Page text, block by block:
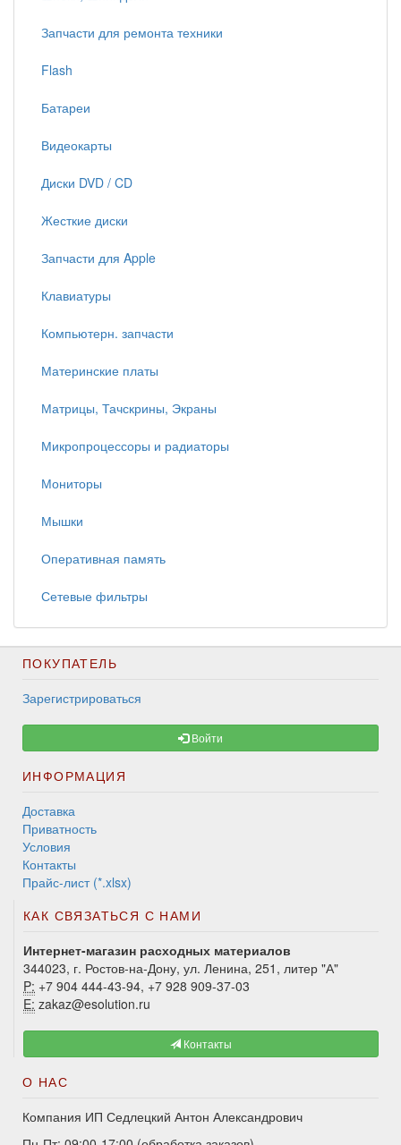
Запчасти для ремонта техники
Flash
Батареи
Видеокарты
Диски DVD / CD
Жесткие диски
Запчасти для Apple
Клавиатуры
Компьютерн. запчасти
Материнские платы
Матрицы, Тачскрины, Экраны
Микропроцессоры и радиаторы
Мониторы
Мышки
Оперативная память
Сетевые фильтры
ПОКУПАТЕЛЬ
Зарегистрироваться
Войти
ИНФОРМАЦИЯ
Доставка
Приватность
Условия
Контакты
Прайс-лист (*.xlsx)
КАК СВЯЗАТЬСЯ С НАМИ
Интернет-магазин расходных материалов
344023, г. Ростов-на-Дону, ул. Ленина, 251, литер "А"
P: +7 904 444-43-94, +7 928 909-37-03
E: zakaz@esolution.ru
Контакты
О НАС
Компания ИП Седлецкий Антон Александрович